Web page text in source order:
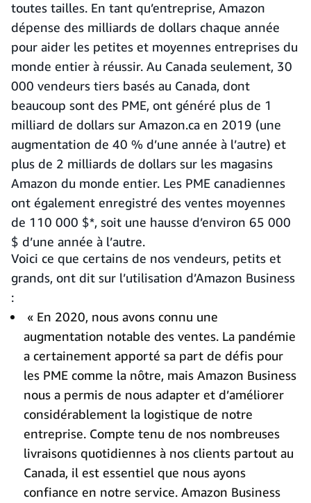
toutes tailles. En tant qu’entreprise, Amazon
dépense des milliards de dollars chaque année
pour aider les petites et moyennes entreprises du
monde entier à réussir. Au Canada seulement, 30
000 vendeurs tiers basés au Canada, dont
beaucoup sont des PME, ont généré plus de 1
milliard de dollars sur Amazon.ca en 2019 (une
augmentation de 40 % d’une année à l’autre) et
plus de 2 milliards de dollars sur les magasins
Amazon du monde entier. Les PME canadiennes
ont également enregistré des ventes moyennes
de 110 000 $*, soit une hausse d’environ 65 000
$ d’une année à l’autre.
Voici ce que certains de nos vendeurs, petits et
grands, ont dit sur l’utilisation d’Amazon Business
:
« En 2020, nous avons connu une
augmentation notable des ventes. La pandémie
a certainement apporté sa part de défis pour
les PME comme la nôtre, mais Amazon Business
nous a permis de nous adapter et d’améliorer
considérablement la logistique de notre
entreprise. Compte tenu de nos nombreuses
livraisons quotidiennes à nos clients partout au
Canada, il est essentiel que nous ayons
confiance en notre service. Amazon Business